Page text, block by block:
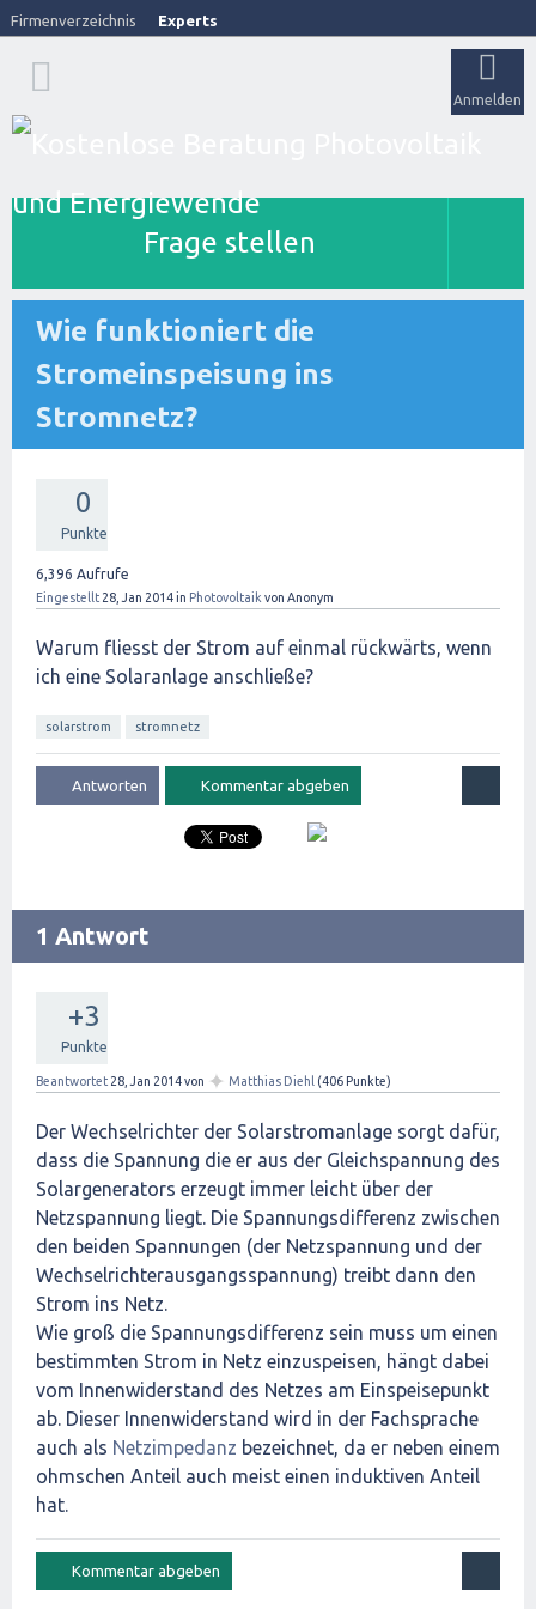
Firmenverzeichnis Experts
Anmelden
Frage stellen
Wie funktioniert die
Stromeinspeisung ins
Stromnetz?
0
Punkte
6,396 Aufrufe
Eingestellt 28, Jan 2014in Photovoltaik von Anonym
Warum fliesst der Strom auf einmal rückwärts, wenn
ich eine Solaranlage anschließe?
solarstrom stromnetz
1 Antwort
+3
Punkte
Beantwortet 28, Jan 2014von ✦ Matthias Diehl (406 Punkte)
Der Wechselrichter der Solarstromanlage sorgt dafür,
dass die Spannung die er aus der Gleichspannung des
Solargenerators erzeugt immer leicht über der
Netzspannung liegt. Die Spannungsdifferenz zwischen
den beiden Spannungen (der Netzspannung und der
Wechselrichterausgangsspannung) treibt dann den
Strom ins Netz.
Wie groß die Spannungsdifferenz sein muss um einen
bestimmten Strom in Netz einzuspeisen, hängt dabei
vom Innenwiderstand des Netzes am Einspeisepunkt
ab. Dieser Innenwiderstand wird in der Fachsprache
auch als Netzimpedanz bezeichnet, da er neben einem
ohmschen Anteil auch meist einen induktiven Anteil
hat.